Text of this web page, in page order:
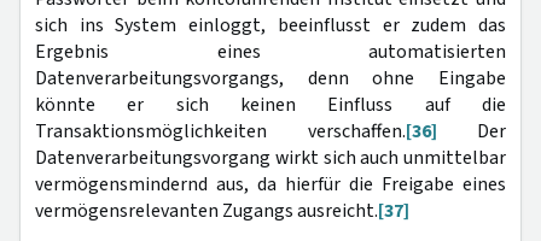
sich ins System einloggt, beeinflusst er zudem das
Ergebnis eines automatisierten
Datenverarbeitungsvorgangs, denn ohne Eingabe
könnte er sich keinen Einfluss auf die
Transaktionsmöglichkeiten verschaffen.[36] Der
Datenverarbeitungsvorgang wirkt sich auch unmittelbar
vermögensmindernd aus, da hierfür die Freigabe eines
vermögensrelevanten Zugangs ausreicht.[37]